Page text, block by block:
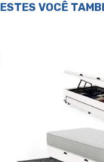
ESTES VOCÊ